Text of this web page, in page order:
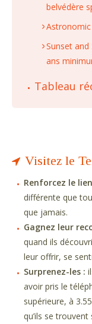
belvédère
Sunset and
ans
Tableau
Visitez le
Renforcez le
différente que
que jamais.
Gagnez leur
quand ils
leur offrir, se
Surprenez-les :
avoir pris le
supérieure, à
qu’ils se trouvent